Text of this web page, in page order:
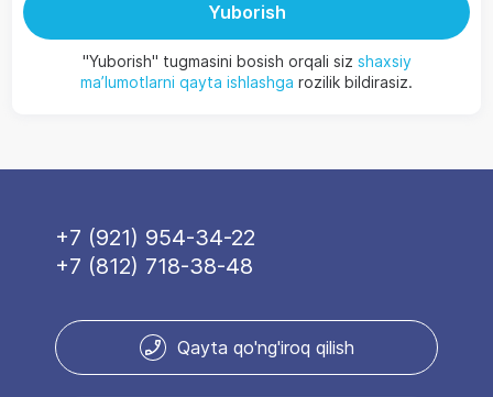
Yuborish
"Yuborish" tugmasini bosish orqali siz shaxsiy
ma’lumotlarni qayta ishlashga rozilik bildirasiz.
+7 (921) 954-34-22
+7 (812) 718-38-48
Qayta qo'ng'iroq qilish